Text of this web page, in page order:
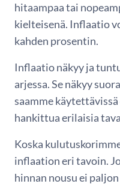
hitaampaa tai
kielteisenä. Inflaatio
kahden prosentin.
Inflaatio näkyy ja
arjessa. Se näkyy
saamme
hankittua erilaisia
Koska
inflaation eri tavoin.
hinnan nousu ei